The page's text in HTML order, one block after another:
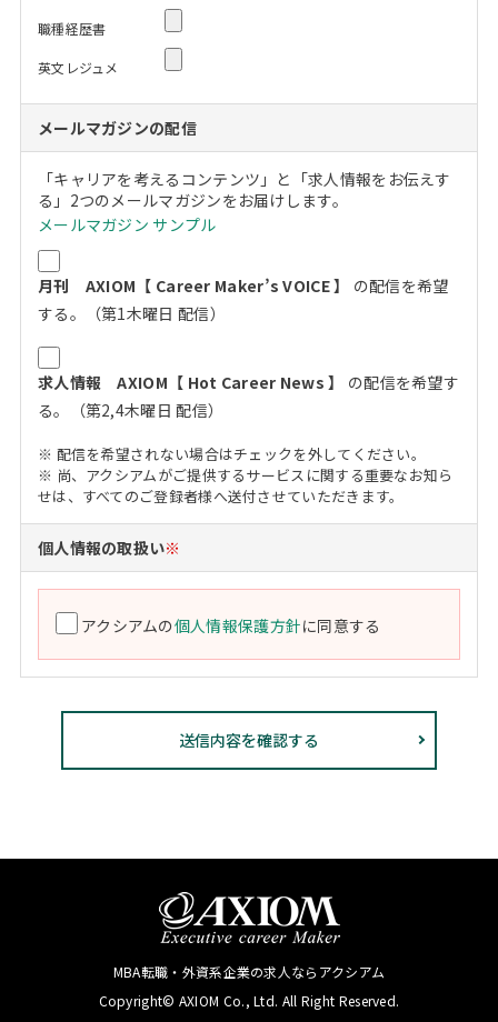
職種経歴書
英文レジュメ
メールマガジンの配信
「キャリアを考えるコンテンツ」と「求人情報をお伝えす
る」2つのメールマガジンをお届けします。
メールマガジン サンプル
月刊 AXIOM【 Career Maker’s VOICE 】
の配信を希望
する。（第1木曜日 配信）
求人情報 AXIOM【 Hot Career News 】
の配信を希望す
る。（第2,4木曜日 配信）
※ 配信を希望されない場合はチェックを外してください。
※ 尚、アクシアムがご提供するサービスに関する重要なお知ら
せは、すべてのご登録者様へ送付させていただきます。
個人情報の取扱い※
アクシアムの個人情報保護方針に同意する
MBA転職・外資系企業の求人ならアクシアム
Copyright© AXIOM Co., Ltd. All Right Reserved.